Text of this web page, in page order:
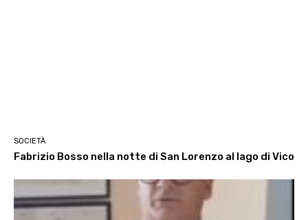
SOCIETÀ
Fabrizio Bosso nella notte di San Lorenzo al lago di Vico